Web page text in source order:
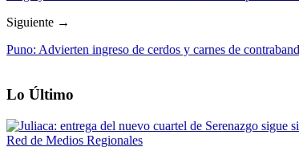
Siguiente →
Puno: Advierten ingreso de cerdos y carnes de
Lo Último
Red de Medios Regionales